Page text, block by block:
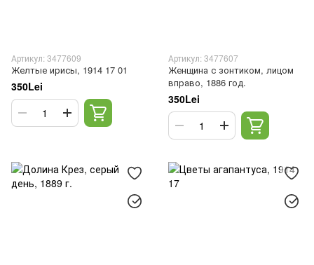
Артикул: 3477609
Желтые ирисы, 1914 17 01
350Lei
Артикул: 3477607
Женщина с зонтиком, лицом
вправо, 1886 год.
350Lei